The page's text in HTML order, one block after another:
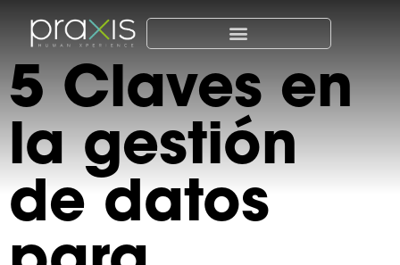
5 Claves en
la gestión
de datos